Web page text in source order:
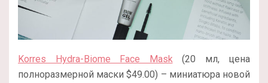
Korres Hydra-Biome Face Mask(20 мл, цена
полноразмерной маски $49.00) – миниатюра новой